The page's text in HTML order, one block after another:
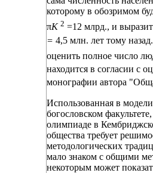
которому в обозримом
πК 2 =12 млрд., и
= 4,5 млн. лет тому
оценить полное число
находится в согласии с
монографии автора
Использованная в
богословском
олимпиаде в
общества требует
методологических
мало знаком с общими
некоторым может